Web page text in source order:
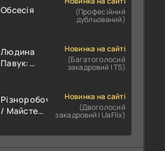
Обсесія
(Професійний
дубльований)
Людина
Павук:
День
Новинка на сайті
(Багатоголосий
закадровий | TS)
Різноробочий
/ Майстер
Новинка на сайті
(Двоголосий
закадровий | UaFlix)